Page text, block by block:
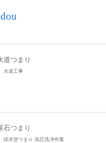
道つまり
水道工事
石つまり
排水管つまり 高圧洗浄作業
い